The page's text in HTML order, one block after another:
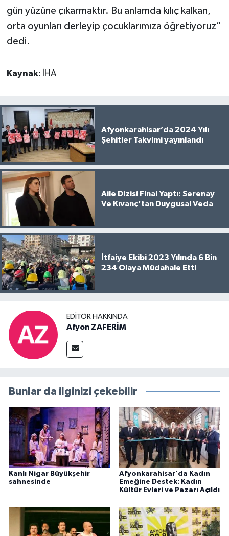
gün yüzüne çıkarmaktır. Bu anlamda kılıç kalkan,
orta oyunları derleyip çocuklarımıza öğretiyoruz”
dedi.
Kaynak: İHA
Afyonkarahisar’da 2024 Yılı
Şehitler Takvimi yayınlandı
Aile Dizisi Final Yaptı: Serenay
Ve Kıvanç'tan Duygusal Veda
İtfaiye Ekibi 2023 Yılında 6 Bin
234 Olaya Müdahale Etti
EDITÖR HAKKINDA
Afyon ZAFERİM
Bunlar da ilginizi çekebilir
Kanlı Nigar Büyükşehir
sahnesinde
Afyonkarahisar'da Kadın
Emeğine Destek: Kadın
Kültür Evleri ve Pazarı Açıldı